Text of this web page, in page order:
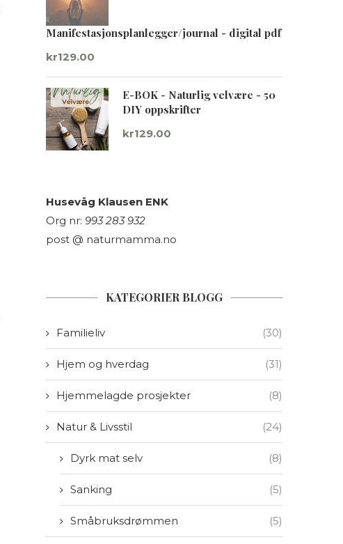
Manifestasjonsplanlegger/journal - digital pdf
kr129.00
E-BOK - Naturlig velvære - 50
DIY oppskrifter
kr129.00
Husevåg Klausen ENK
Org nr: 993 283 932
post @ naturmamma.no
KATEGORIER BLOGG
Familieliv (30)
Hjem og hverdag (31)
Hjemmelagde prosjekter (8)
Natur & Livsstil (24)
Dyrk mat selv (8)
Sanking (5)
Småbruksdrømmen (5)